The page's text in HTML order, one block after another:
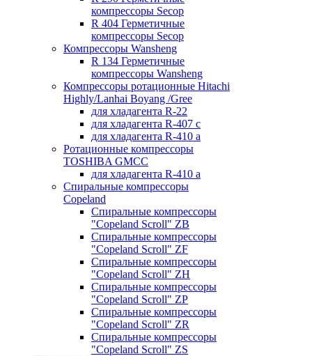
компрессоры Secop
R 404 Герметичные
компрессоры Secop
Компрессоры Wansheng
R 134 Герметичные
компрессоры Wansheng
Компрессоры ротационные Hitachi
Highly/Lanhai Boyang /Gree
для хладагента R-22
для хладагента R-407 с
для хладагента R-410 а
Ротационные компрессоры
TOSHIBA GMCC
для хладагента R-410 а
Спиральные компрессоры
Copeland
Спиральные компрессоры
"Copeland Scroll" ZB
Спиральные компрессоры
"Copeland Scroll" ZF
Спиральные компрессоры
"Copeland Scroll" ZH
Спиральные компрессоры
"Copeland Scroll" ZP
Спиральные компрессоры
"Copeland Scroll" ZR
Спиральные компрессоры
"Copeland Scroll" ZS